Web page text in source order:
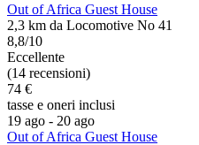
Out of Africa Guest House
2,3 km da Locomotive No 41
8,8/10
Eccellente
(14 recensioni)
74 €
tasse e oneri inclusi
19 ago - 20 ago
Out of Africa Guest House